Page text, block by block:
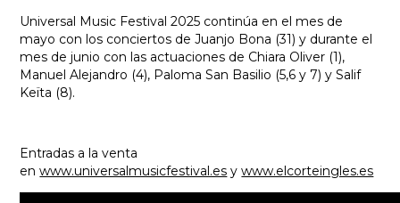
Universal Music Festival 2025 continúa en el mes de
mayo con los conciertos de Juanjo Bona (31) y durante el
mes de junio con las actuaciones de Chiara Oliver (1),
Manuel Alejandro (4), Paloma San Basilio (5,6 y 7) y Salif
Keïta (8).
Entradas a la venta
enwww.universalmusicfestival.es ywww.elcorteingles.es